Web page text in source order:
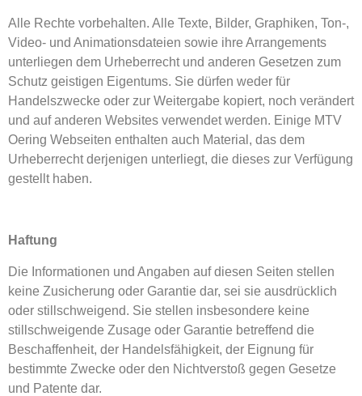
Alle Rechte vorbehalten. Alle Texte, Bilder, Graphiken, Ton-,
Video- und Animationsdateien sowie ihre Arrangements
unterliegen dem Urheberrecht und anderen Gesetzen zum
Schutz geistigen Eigentums. Sie dürfen weder für
Handelszwecke oder zur Weitergabe kopiert, noch verändert
und auf anderen Websites verwendet werden. Einige MTV
Oering Webseiten enthalten auch Material, das dem
Urheberrecht derjenigen unterliegt, die dieses zur Verfügung
gestellt haben.
Haftung
Die Informationen und Angaben auf diesen Seiten stellen
keine Zusicherung oder Garantie dar, sei sie ausdrücklich
oder stillschweigend. Sie stellen insbesondere keine
stillschweigende Zusage oder Garantie betreffend die
Beschaffenheit, der Handelsfähigkeit, der Eignung für
bestimmte Zwecke oder den Nichtverstoß gegen Gesetze
und Patente dar.